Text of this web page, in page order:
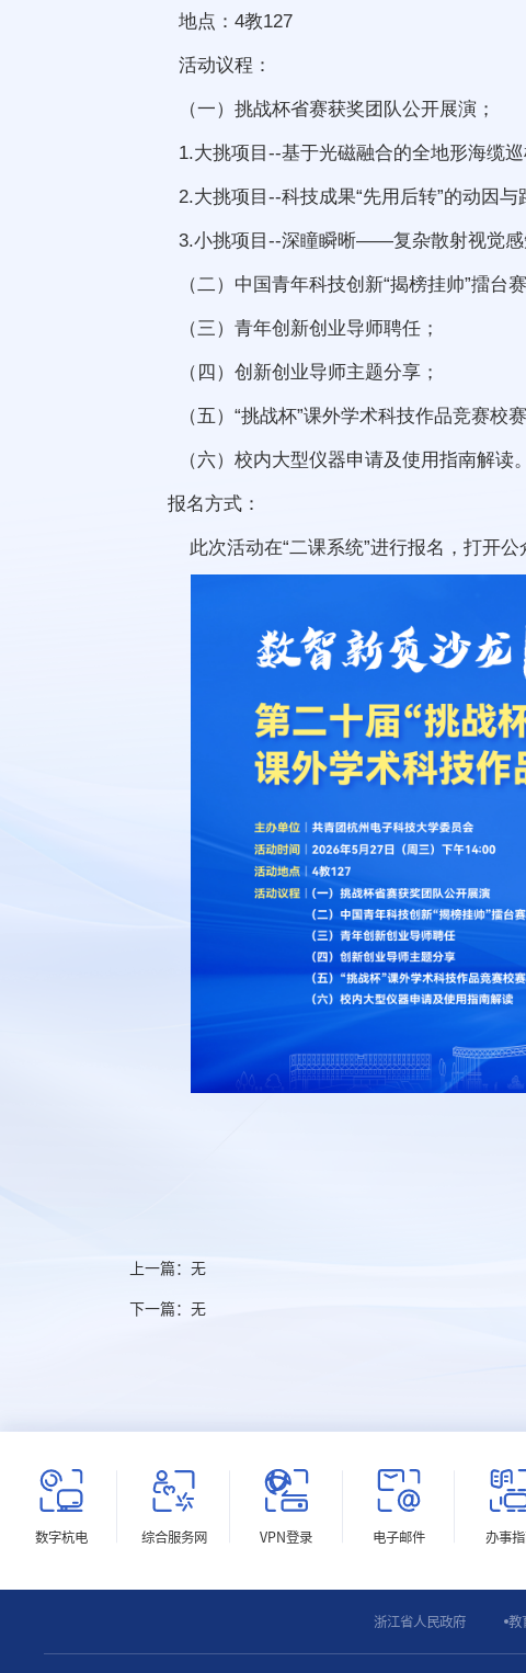
地点：4教127
活动议程：
（一）挑战杯省赛获奖团队公开展演；
1.大挑项目--基于光磁融合的全地形海缆巡
2.大挑项目--科技成果“先用后转”的动因与
3.小挑项目--深瞳瞬晰——复杂散射视觉感
（二）中国青年科技创新“揭榜挂帅”擂台
（三）青年创新创业导师聘任；
（四）创新创业导师主题分享；
（五）“挑战杯”课外学术科技作品竞赛校
（六）校内大型仪器申请及使用指南解读。
报名方式：
此次活动在“二课系统”进行报名，打开公
上一篇：无
下一篇：无
数字杭电 综合服务网 VPN登录 电子邮件 办事指
浙江省人民政府 教